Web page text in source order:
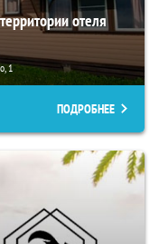
отеля
1
ПОДРОБНЕЕ